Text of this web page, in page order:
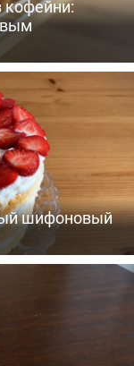
кофейни:
шифоновый